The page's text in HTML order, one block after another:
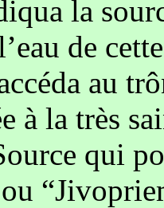
la
de
au
à la très
qui